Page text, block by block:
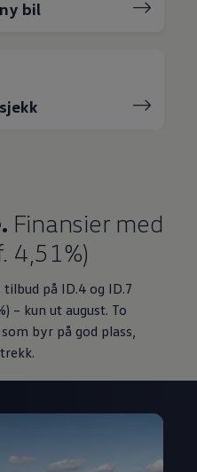
bil
Finansier med
4,51%)
på ID.4 og ID.7
– kun ut august. To
byr på god plass,